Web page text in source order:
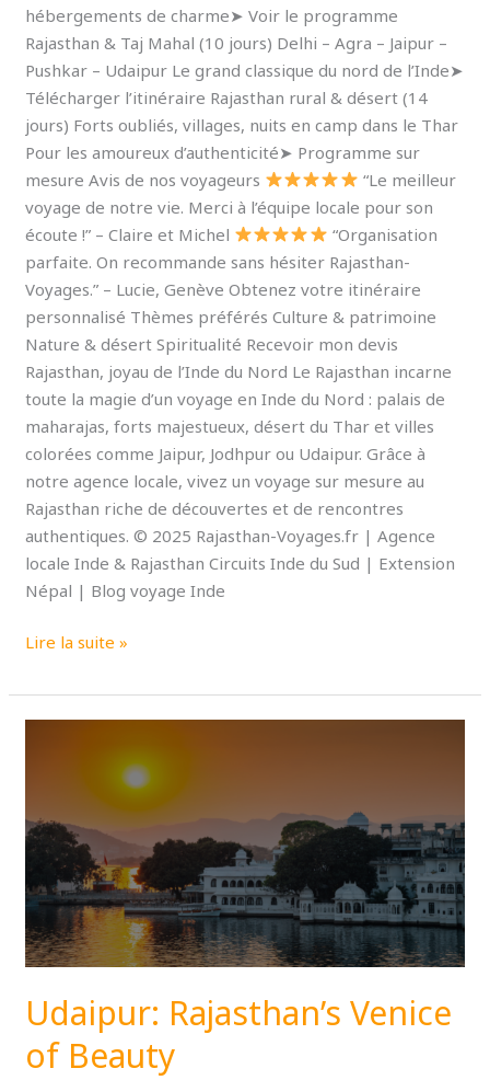
hébergements de charme➤ Voir le programme
Rajasthan & Taj Mahal (10 jours) Delhi – Agra – Jaipur –
Pushkar – Udaipur Le grand classique du nord de l’Inde➤
Télécharger l’itinéraire Rajasthan rural & désert (14
jours) Forts oubliés, villages, nuits en camp dans le Thar
Pour les amoureux d’authenticité➤ Programme sur
mesure Avis de nos voyageurs
“Le meilleur
voyage de notre vie. Merci à l’équipe locale pour son
écoute !” – Claire et Michel
“Organisation
parfaite. On recommande sans hésiter Rajasthan-
Voyages.” – Lucie, Genève Obtenez votre itinéraire
personnalisé Thèmes préférés Culture & patrimoine
Nature & désert Spiritualité Recevoir mon devis
Rajasthan, joyau de l’Inde du Nord Le Rajasthan incarne
toute la magie d’un voyage en Inde du Nord : palais de
maharajas, forts majestueux, désert du Thar et villes
colorées comme Jaipur, Jodhpur ou Udaipur. Grâce à
notre agence locale, vivez un voyage sur mesure au
Rajasthan riche de découvertes et de rencontres
authentiques. © 2025 Rajasthan-Voyages.fr | Agence
locale Inde & Rajasthan Circuits Inde du Sud | Extension
Népal | Blog voyage Inde
Lire la suite »
Udaipur: Rajasthan’s Venice
of Beauty
of
Beauty